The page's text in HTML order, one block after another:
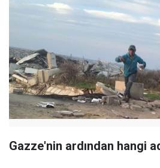
Gazze'nin ardından hangi